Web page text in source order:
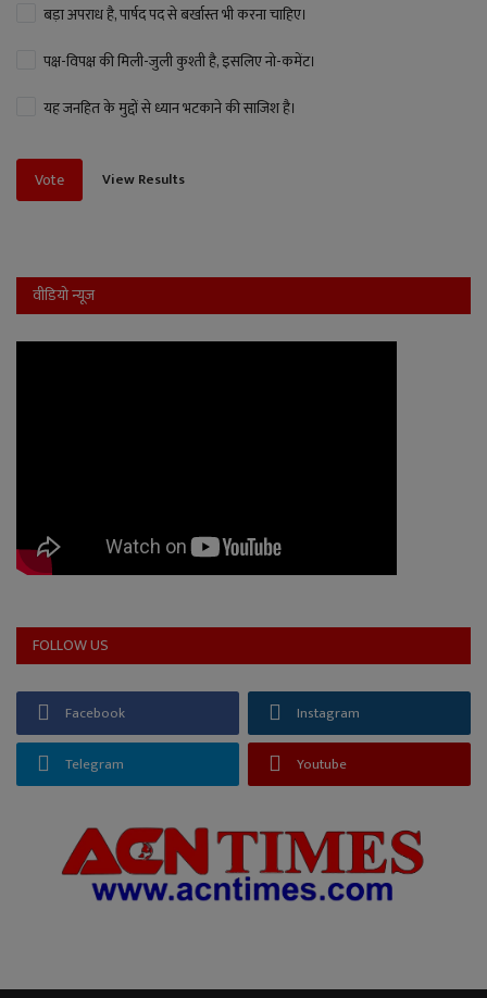
बड़ा अपराध है, पार्षद पद से बर्खास्त भी करना चाहिए।
पक्ष-विपक्ष की मिली-जुली कुश्ती है, इसलिए नो-कमेंट।
यह जनहित के मुद्दों से ध्यान भटकाने की साजिश है।
Vote View Results
वीडियो न्यूज
FOLLOW US
Facebook Instagram
Telegram Youtube